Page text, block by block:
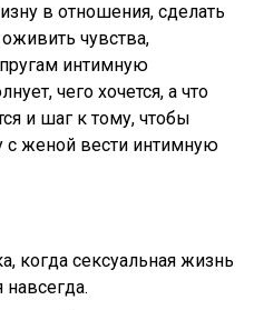
в отношения, сделать
чувства,
интимную
чего хочется, а что
и шаг к тому, чтобы
с женой вести интимную
когда сексуальная жизнь